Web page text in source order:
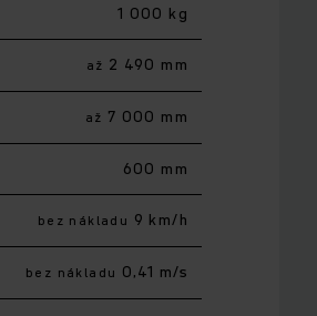
1 000 kg
až 2 490 mm
až 7 000 mm
600 mm
bez nákladu 9 km/h
bez nákladu 0,41 m/s